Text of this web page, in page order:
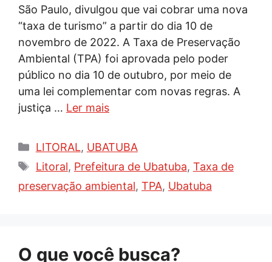
São Paulo, divulgou que vai cobrar uma nova
“taxa de turismo” a partir do dia 10 de
novembro de 2022. A Taxa de Preservação
Ambiental (TPA) foi aprovada pelo poder
público no dia 10 de outubro, por meio de
uma lei complementar com novas regras. A
justiça … Ler mais
Categorias
LITORAL, UBATUBA
Tags
Litoral, Prefeitura de Ubatuba, Taxa de
preservação ambiental, TPA, Ubatuba
O que você busca?